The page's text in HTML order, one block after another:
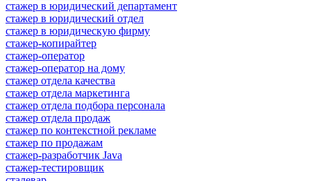
стажер в юридический департамент
стажер в юридический отдел
стажер в юридическую фирму
стажер-копирайтер
стажер-оператор
стажер-оператор на дому
стажер отдела качества
стажер отдела маркетинга
стажер отдела подбора персонала
стажер отдела продаж
стажер по контекстной рекламе
стажер по продажам
стажер-разработчик Java
стажер-тестировщик